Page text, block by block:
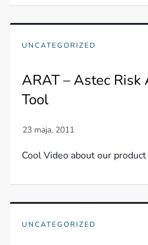
UNCATEGORIZED
ARAT – Astec
Tool
Cool Video about our
UNCATEGORIZED